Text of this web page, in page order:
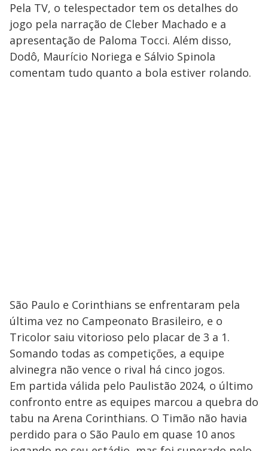
Pela TV, o telespectador tem os detalhes do
jogo pela narração de Cleber Machado e a
apresentação de Paloma Tocci. Além disso,
Dodô, Maurício Noriega e Sálvio Spinola
comentam tudo quanto a bola estiver rolando.
São Paulo e Corinthians se enfrentaram pela
última vez no Campeonato Brasileiro, e o
Tricolor saiu vitorioso pelo placar de 3 a 1.
Somando todas as competições, a equipe
alvinegra não vence o rival há cinco jogos.
Em partida válida pelo Paulistão 2024, o último
confronto entre as equipes marcou a quebra do
tabu na Arena Corinthians. O Timão não havia
perdido para o São Paulo em quase 10 anos